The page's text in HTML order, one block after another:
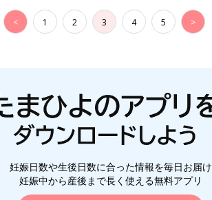
< 1 2 3 4 5 >
妊娠日数や生後日数に合った情報を毎日お届け
妊娠中から産後まで長く使える無料アプリ